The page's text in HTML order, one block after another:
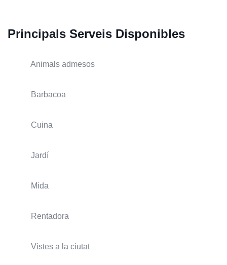
Principals Serveis Disponibles
Animals admesos
Barbacoa
Cuina
Jardí
Mida
Rentadora
Vistes a la ciutat